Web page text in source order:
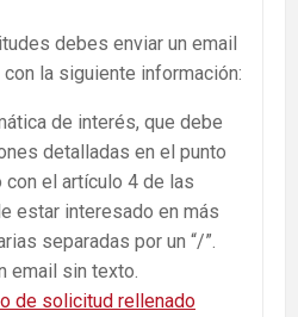
debes enviar un email
la siguiente información:
de interés, que debe
detalladas en el punto
con el artículo 4 de las
estar interesado en más
separadas por un “/”.
email sin texto.
de solicitud rellenado